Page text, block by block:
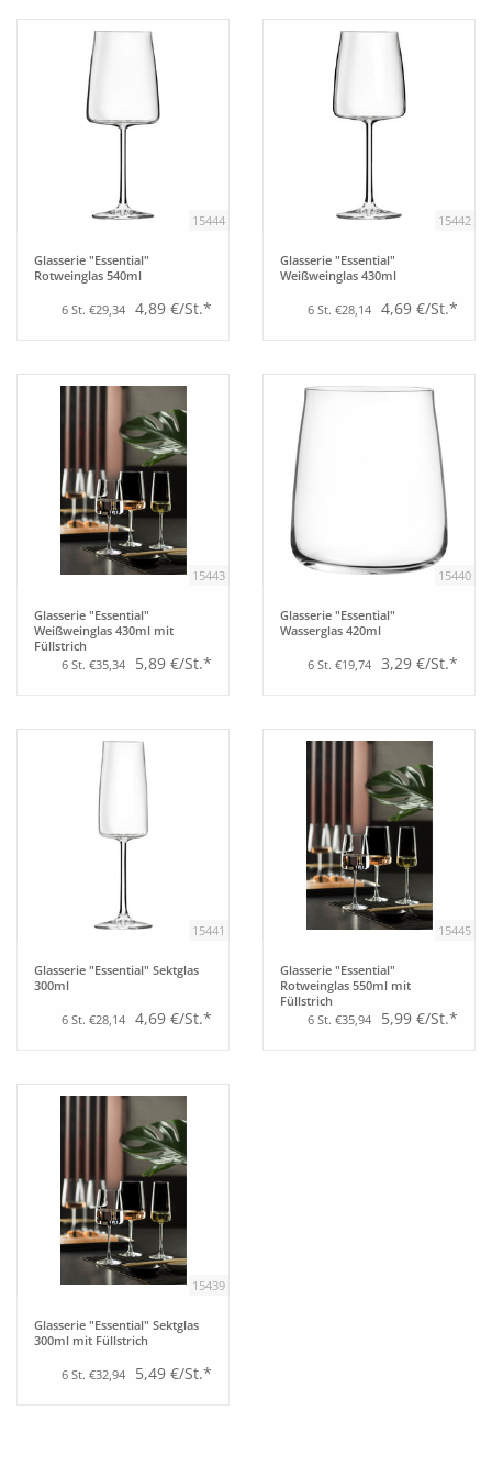
Aufsteller
Berufsbekleidung
Möbel
Fuchs Blog
15444
Glasserie "Essential"
Rotweinglas 540ml
6 St. €29,34 4,89 €/St.*
15442
Glasserie "Essential"
Weißweinglas 430ml
6 St. €28,14 4,69 €/St.*
15443
Glasserie "Essential"
Weißweinglas 430ml mit
Füllstrich
6 St. €35,34
5,89 €/St.*
15440
Glasserie "Essential"
Wasserglas 420ml
6 St. €19,74 3,29 €/St.*
15441
Glasserie "Essential" Sektglas
300ml
6 St. €28,14 4,69 €/St.*
15445
Glasserie "Essential"
Rotweinglas 550ml mit
Füllstrich
6 St. €35,94
5,99 €/St.*
15439
Glasserie "Essential" Sektglas
300ml mit Füllstrich
6 St. €32,94 5,49 €/St.*